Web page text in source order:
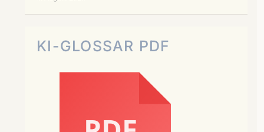
KI-GLOSSAR PDF